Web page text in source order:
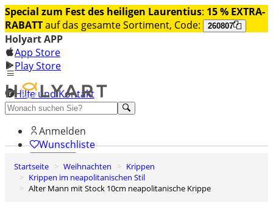
Special zum Fest des heiligen Laurentius: 15 % EXTRA-
RABATTauf das gesamte Sortiment, Code: 260807
Holyart APP
App Store
Play Store
Hilfe und Kontakt
Entdecken Sie Premium
Anmelden
Wunschliste
0
Warenkorb
Startseite Weihnachten
Krippen
Krippen im neapolitanischen Stil
Alter Mann mit Stock 10cm neapolitanische Krippe